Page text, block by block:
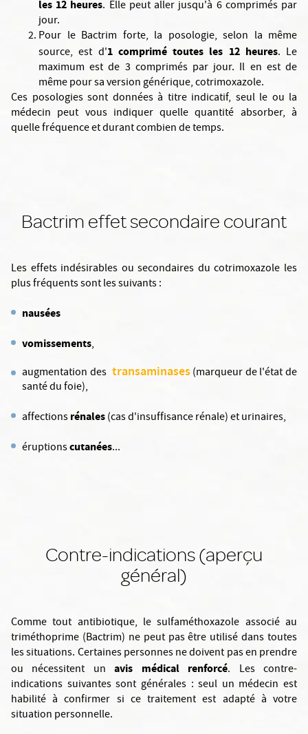
les 12 heures. Elle peut aller jusqu'à 6 comprimés par
jour.
Pour le Bactrim forte, la posologie, selon la même
source, est d'1 comprimé toutes les 12 heures. Le
maximum est de 3 comprimés par jour. Il en est de
même pour sa version générique, cotrimoxazole.
Ces posologies sont données à titre indicatif, seul le ou la
médecin peut vous indiquer quelle quantité absorber, à
quelle fréquence et durant combien de temps.
Bactrim effet secondaire courant
Les effets indésirables ou secondaires du cotrimoxazole les
plus fréquents sont les suivants :
nausées
vomissements,
augmentation des transaminases(marqueur de l'état de
santé du foie),
affectionsrénales(cas d'insuffisance rénale) et urinaires,
éruptionscutanées...
Contre-indications (aperçu
général)
Comme tout antibiotique, le sulfaméthoxazole associé au
triméthoprime (Bactrim) ne peut pas être utilisé dans toutes
les situations. Certaines personnes ne doivent pas en prendre
ou nécessitent unavis médical renforcé. Les contre-
indications suivantes sont générales : seul un médecin est
habilité à confirmer si ce traitement est adapté à votre
situation personnelle.